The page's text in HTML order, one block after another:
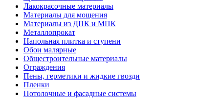
Лакокрасочные материалы
Материалы для мощения
Материалы из ДПК и МПК
Металлопрокат
Напольная плитка и ступени
Обои малярные
Общестроительные материалы
Ограждения
Пены, герметики и жидкие гвозди
Пленки
Потолочные и фасадные системы